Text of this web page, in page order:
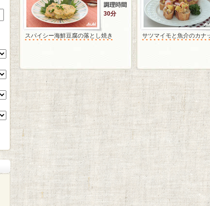
30分
スパイシー海鮮豆腐の落とし焼き サツマイモと魚介のカナ